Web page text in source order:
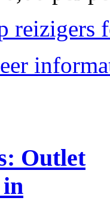
reizigers